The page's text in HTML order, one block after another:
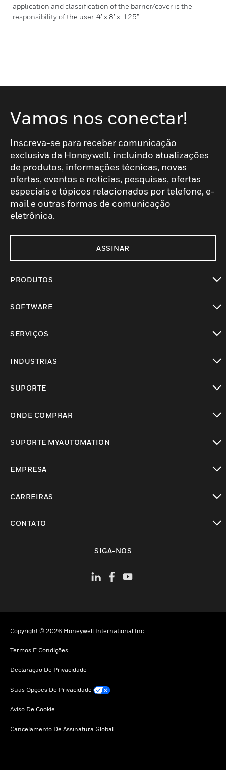
application and classification of the barrier/cover is the
responsibility of the user. 4’ x 8’ x .125”
Vamos nos conectar!
Inscreva-se para receber comunicação
exclusiva da Honeywell, incluindo atualizações
de produtos, informações técnicas, novas
ofertas, eventos e notícias, pesquisas, ofertas
especiais e tópicos relacionados por telefone, e-
mail e outras formas de comunicação
eletrônica.
ASSINAR
PRODUTOS
SOFTWARE
SERVIÇOS
INDUSTRIAS
SUPORTE
ONDE COMPRAR
SUPORTE MYAUTOMATION
EMPRESA
CARREIRAS
CONTATO
SIGA-NOS
Copyright © 2026 Honeywell International Inc
Termos E Condições
Declaração De Privacidade
Suas Opções De Privacidade
Aviso De Cookie
Cancelamento De Assinatura Global